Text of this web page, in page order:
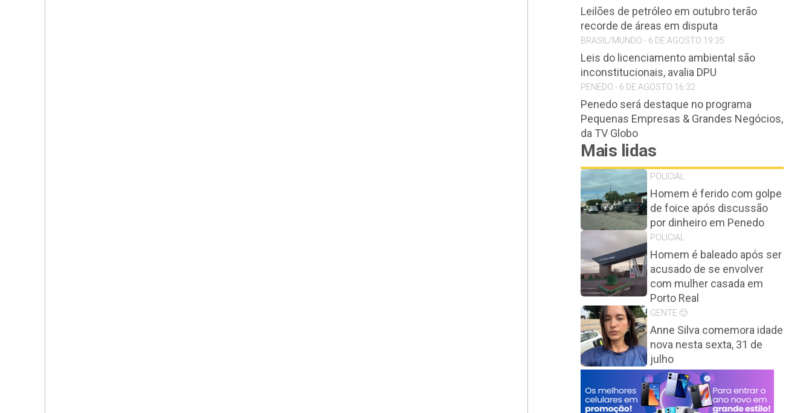
Leilões de petróleo em outubro terão
recorde de áreas em disputa
BRASIL/MUNDO - 6 DE AGOSTO 19:35
Leis do licenciamento ambiental são
inconstitucionais, avalia DPU
PENEDO - 6 DE AGOSTO 16:32
Penedo será destaque no programa
Pequenas Empresas & Grandes Negócios,
da TV Globo
Mais lidas
POLICIAL
Homem é ferido com golpe
de foice após discussão
por dinheiro em Penedo
POLICIAL
Homem é baleado após ser
acusado de se envolver
com mulher casada em
Porto Real
GENTE 🙂
Anne Silva comemora idade
nova nesta sexta, 31 de
julho